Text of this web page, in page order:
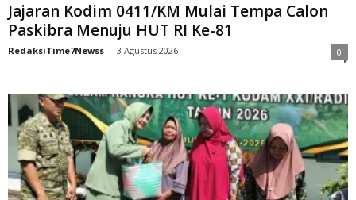
Jajaran Kodim 0411/KM Mulai Tempa Calon
Paskibra Menuju HUT RI Ke-81
RedaksiTime7Newss - 3 Agustus 2026 0